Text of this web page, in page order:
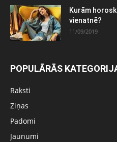
Kurām
vienatnē?
11/09/2019
POPULĀRĀS
Raksti
Ziņas
Padomi
Jaunumi